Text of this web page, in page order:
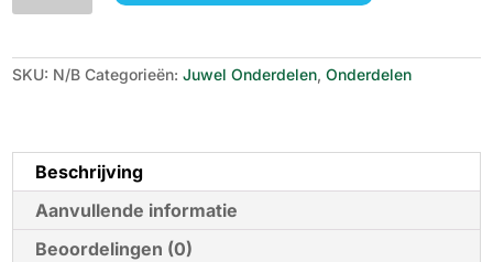
aantal
SKU: N/B Categorieën:Juwel Onderdelen,Onderdelen
Beschrijving
Aanvullende informatie
Beoordelingen (0)